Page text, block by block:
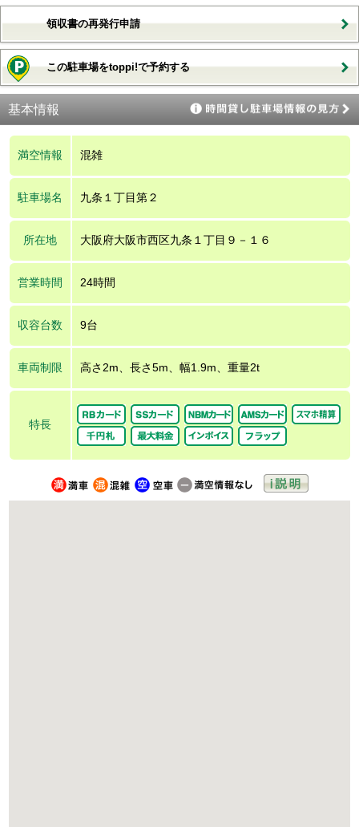
領収書の再発行申請
この駐車場をtoppi!で予約する
基本情報
満空情報 混雑
駐車場名 九条１丁目第２
所在地 大阪府大阪市西区九条１丁目９－１６
営業時間 24時間
収容台数 9台
車両制限 高さ2m、長さ5m、幅1.9m、重量2t
特長